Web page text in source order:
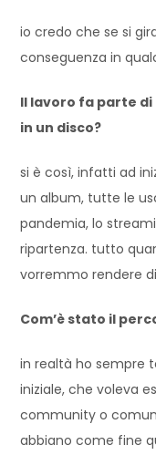
io credo che se si
conseguenza in
Il lavoro fa parte
in un disco?
si è così, infatti ad
un album, tutte le
pandemia, lo
ripartenza. tutto
vorremmo rendere
Com’è stato il
in realtà ho sempre
iniziale, che voleva
community o
abbiano come fine